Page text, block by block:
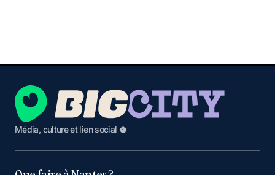
Média, culture et lien social 🥥